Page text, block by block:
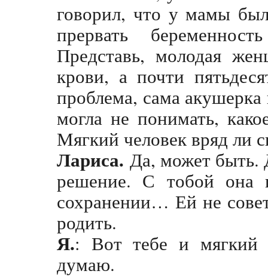
говорил, что у мамы
прервать
Представь, молодая
крови, а почти
проблема, сама
могла не понимать,
Мягкий человек вряд ли
Лариса.Да, может быть.
решение. С тобой она
сохранении… Ей не
родить.
Я.: Вот тебе и мягкий
думаю.